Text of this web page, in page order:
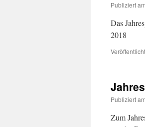
Publiziert am
Das
2018
Publiziert am
Zum